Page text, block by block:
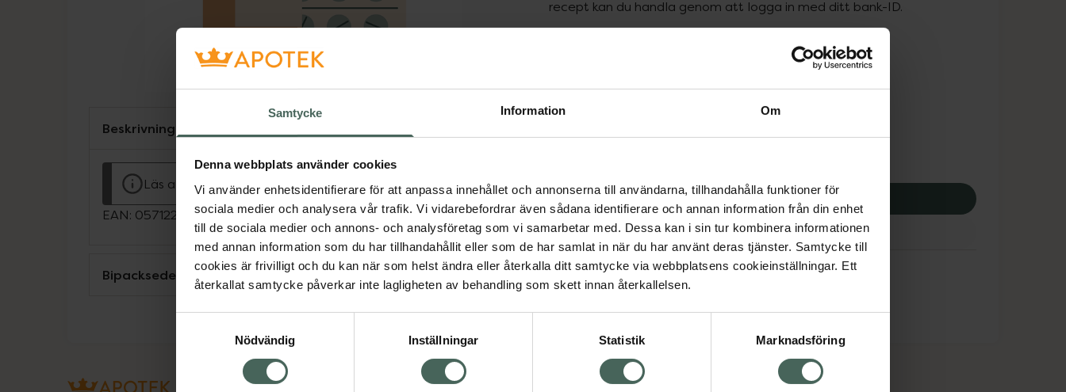
Samtycke Information Om
Denna webbplats använder cookies
Vi använder enhetsidentifierare för att anpassa innehållet och annonserna till användarna, tillhandahålla funktioner för
sociala medier och analysera vår trafik. Vi vidarebefordrar även sådana identifierare och annan information från din enhet
till de sociala medier och annons- och analysföretag som vi samarbetar med. Dessa kan i sin tur kombinera informationen
med annan information som du har tillhandahållit eller som de har samlat in när du har använt deras tjänster. Samtycke till
cookies är frivilligt och du kan när som helst ändra eller återkalla ditt samtycke via webbplatsens cookieinställningar. Ett
återkallat samtycke påverkar inte lagligheten av behandling som skett innan återkallelsen.
Nödvändig
Inställningar Statistik Marknadsföring
recept kan du handla genom att logga in med ditt bank-ID.
Pris med recept
3917,63 kr
Köp via ditt recept
Aktuella erbjudanden
Beskrivning
Läs alltid bipacksedeln innan användning.
EAN: 05712249111069
Bipacksedel från FASS Visa
Om recept och läkemedel